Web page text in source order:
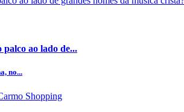
ao lado de...
no...